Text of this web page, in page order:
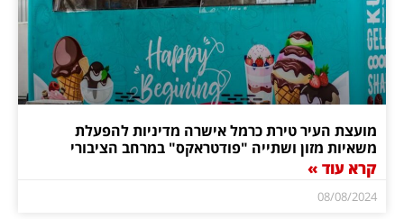
מועצת העיר טירת כרמל אישרה מדיניות להפעלת
משאיות מזון ושתייה "פודטראקס" במרחב הציבורי
קרא עוד »
08/08/2024